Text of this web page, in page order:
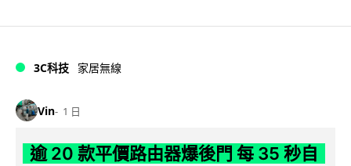
3C科技 家居無線
Vin 1 日
逾 20 款平價路由器爆後門 每 35 秒自